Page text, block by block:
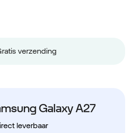
nummerbehoud
Galaxy A27
leverbaar